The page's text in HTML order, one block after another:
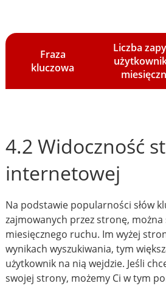
Fraza
kluczowa
Liczba
4.2 Widoczność
internetowej
Na podstawie popularności słów
zajmowanych przez stronę, można
miesięcznego ruchu. Im wyżej
wynikach wyszukiwania, tym
użytkownik na nią wejdzie. Jeśli
swojej strony, możemy Ci w tym